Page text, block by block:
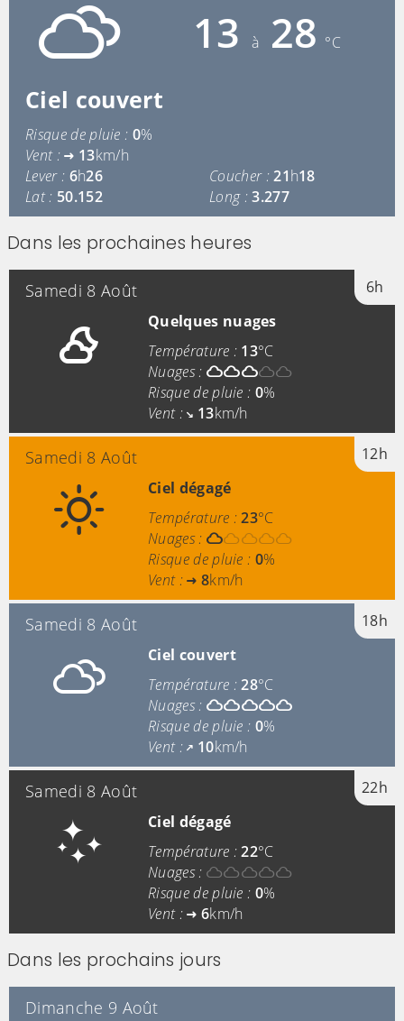
13 à 28 °C
Ciel couvert
Risque de pluie : 0%
Vent :
13km/h
Lever : 6h26 Coucher :21h18
Lat : 50.152 Long :3.277
Dans les prochaines heures
Samedi 8 Août
6h
Quelques nuages
Température : 13°C
Nuages :
Risque de pluie : 0%
Vent : 13km/h
Samedi 8 Août
12h
Ciel dégagé
Température :23°C
Nuages :
Risque de pluie : 0%
Vent :
8km/h
Samedi 8 Août
18h
Ciel couvert
Température :28°C
Nuages :
Risque de pluie : 0%
Vent : 10km/h
Samedi 8 Août
22h
Ciel dégagé
Température :22°C
Nuages :
Risque de pluie : 0%
Vent :
6km/h
Dans les prochains jours
Dimanche 9 Août